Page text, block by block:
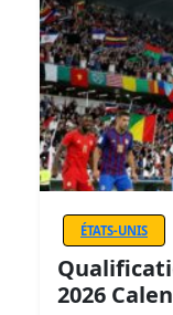
ÉTATS-UNIS
2026